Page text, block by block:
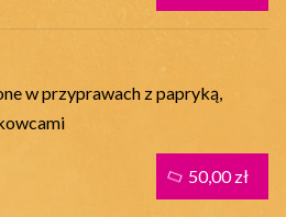
w przyprawach z papryką,